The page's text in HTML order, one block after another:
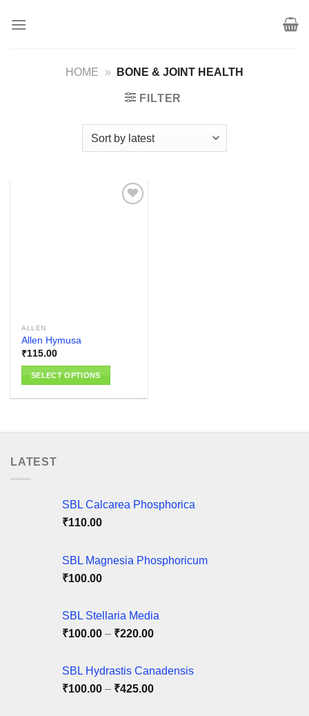
HOME » BONE & JOINT HEALTH
FILTER
ALLEN
Allen Hymusa
₹115.00
SELECT OPTIONS
multiple
The
options
LATEST
SBL Calcarea Phosphorica
₹110.00
SBL Magnesia Phosphoricum
₹100.00
SBL Stellaria Media
₹100.00 – ₹220.00Price
through
₹220.00
SBL Hydrastis Canadensis
₹100.00 – ₹425.00Price